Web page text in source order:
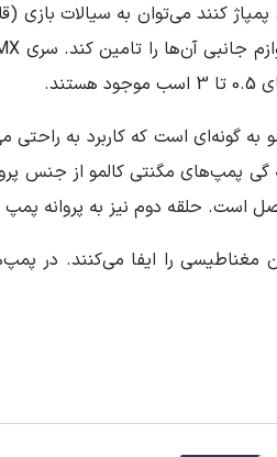
کنند می‌توان به سیالات بازی
گونه‌ای است که کاربرد به راحتی
است. حلقه دوم نیز به پروانه
با گردش حلقه یک نیروی